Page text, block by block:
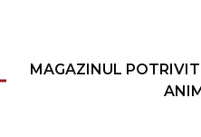
MAGAZINUL